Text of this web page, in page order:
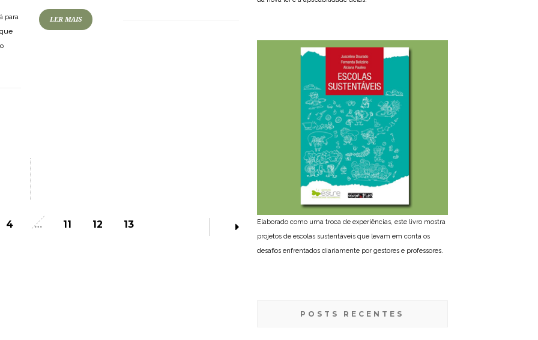
LER MAIS
para
4 … 11 12 13
Elaborado como uma troca de experiências, este livro mostra
projetos de escolas sustentáveis que levam em conta os
desafios enfrentados diariamente por gestores e professores.
POSTS RECENTES